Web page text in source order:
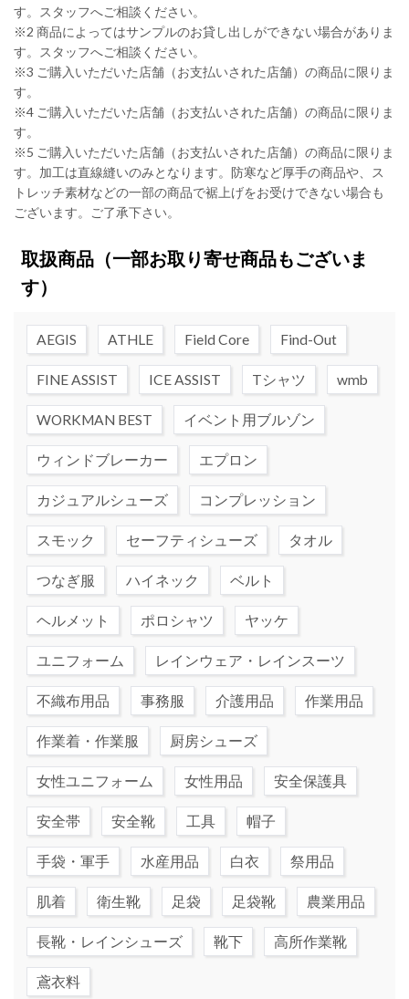
す。スタッフへご相談ください。
※2 商品によってはサンプルのお貸し出しができない場合がありま
す。スタッフへご相談ください。
※3 ご購入いただいた店舗（お支払いされた店舗）の商品に限りま
す。
※4 ご購入いただいた店舗（お支払いされた店舗）の商品に限りま
す。
※5 ご購入いただいた店舗（お支払いされた店舗）の商品に限りま
す。加工は直線縫いのみとなります。防寒など厚手の商品や、ス
トレッチ素材などの一部の商品で裾上げをお受けできない場合も
ございます。ご了承下さい。
取扱商品（一部お取り寄せ商品もございま
す）
AEGIS ATHLE Field Core Find-Out
FINE ASSIST ICE ASSIST Tシャツ wmb
WORKMAN BEST イベント用ブルゾン
ウィンドブレーカー エプロン
カジュアルシューズ コンプレッション
スモック セーフティシューズ タオル
つなぎ服 ハイネック ベルト
ヘルメット ポロシャツ ヤッケ
ユニフォーム レインウェア・レインスーツ
不織布用品 事務服 介護用品 作業用品
作業着・作業服 厨房シューズ
女性ユニフォーム 女性用品 安全保護具
安全帯 安全靴 工具 帽子
手袋・軍手 水産用品 白衣 祭用品
肌着 衛生靴 足袋 足袋靴 農業用品
長靴・レインシューズ 靴下 高所作業靴
鳶衣料